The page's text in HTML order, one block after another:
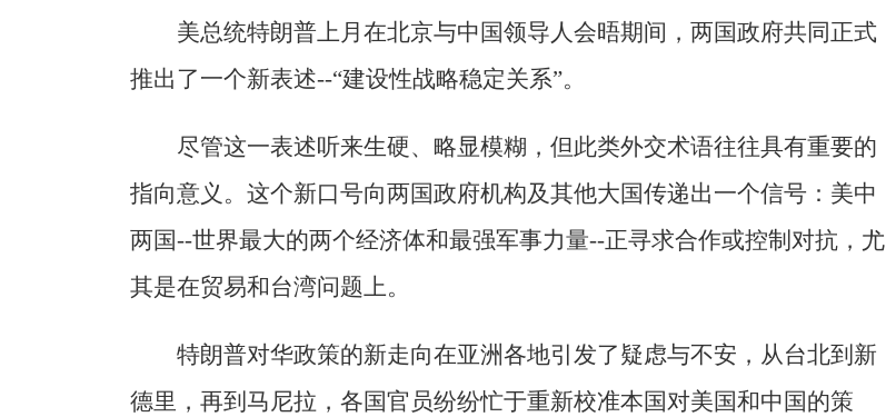
美总统特朗普上月在北京与中国领导人会晤期间，两国政府共同正式
推出了一个新表述--“建设性战略稳定关系”。
尽管这一表述听来生硬、略显模糊，但此类外交术语往往具有重要的
指向意义。这个新口号向两国政府机构及其他大国传递出一个信号：美中
两国--世界最大的两个经济体和最强军事力量--正寻求合作或控制对抗，尤
其是在贸易和台湾问题上。
特朗普对华政策的新走向在亚洲各地引发了疑虑与不安，从台北到新
德里，再到马尼拉，各国官员纷纷忙于重新校准本国对美国和中国的策